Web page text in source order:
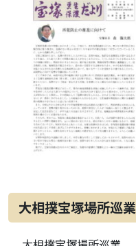
大相撲宝塚場所巡業